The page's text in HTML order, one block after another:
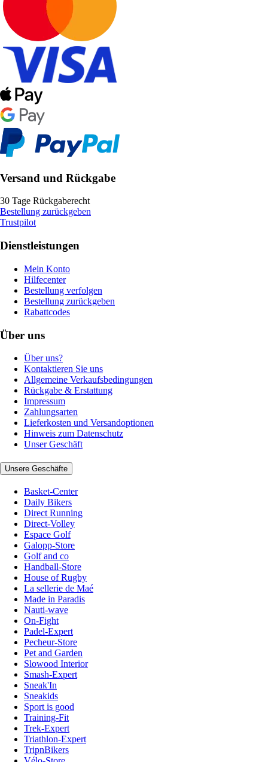
Versand und Rückgabe
30 Tage Rückgaberecht
Bestellung zurückgeben
Trustpilot
Dienstleistungen
Mein Konto
Hilfecenter
Bestellung verfolgen
Bestellung zurückgeben
Rabattcodes
Über uns
Über uns?
Kontaktieren Sie uns
Allgemeine Verkaufsbedingungen
Rückgabe & Erstattung
Impressum
Zahlungsarten
Lieferkosten und Versandoptionen
Hinweis zum Datenschutz
Unser Geschäft
Unsere Geschäfte
Basket-Center
Daily Bikers
Direct Running
Direct-Volley
Espace Golf
Galopp-Store
Golf and co
Handball-Store
House of Rugby
La sellerie de Maé
Made in Paradis
Nauti-wave
On-Fight
Padel-Expert
Pecheur-Store
Pet and Garden
Slowood Interior
Smash-Expert
Sneak'In
Sneakids
Sport is good
Training-Fit
Trek-Expert
Triathlon-Expert
TripnBikers